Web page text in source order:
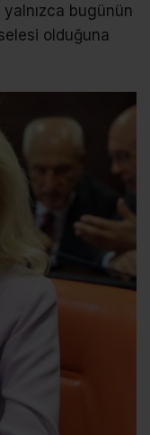
yalnızca bugünün
olduğuna